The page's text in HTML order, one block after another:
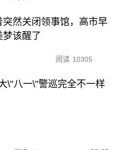
突然关闭领事馆，高市早
梦该醒了
阅读 10305
\"八一\"警巡完全不一样